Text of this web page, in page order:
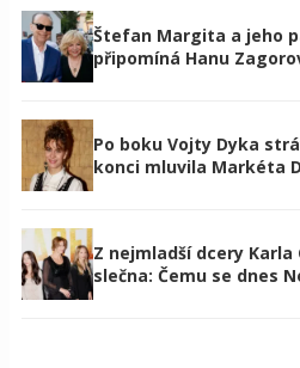
Štefan Margita a jeho
připomíná Hanu
Po boku Vojty Dyka
konci mluvila Markéta
Z nejmladší dcery
slečna: Čemu se dnes